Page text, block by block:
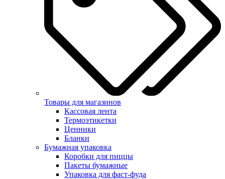
Товары для магазинов
Кассовая лента
Термоэтикетки
Ценники
Бланки
Бумажная упаковка
Коробки для пиццы
Пакеты бумажные
Упаковка для фаст-фуда